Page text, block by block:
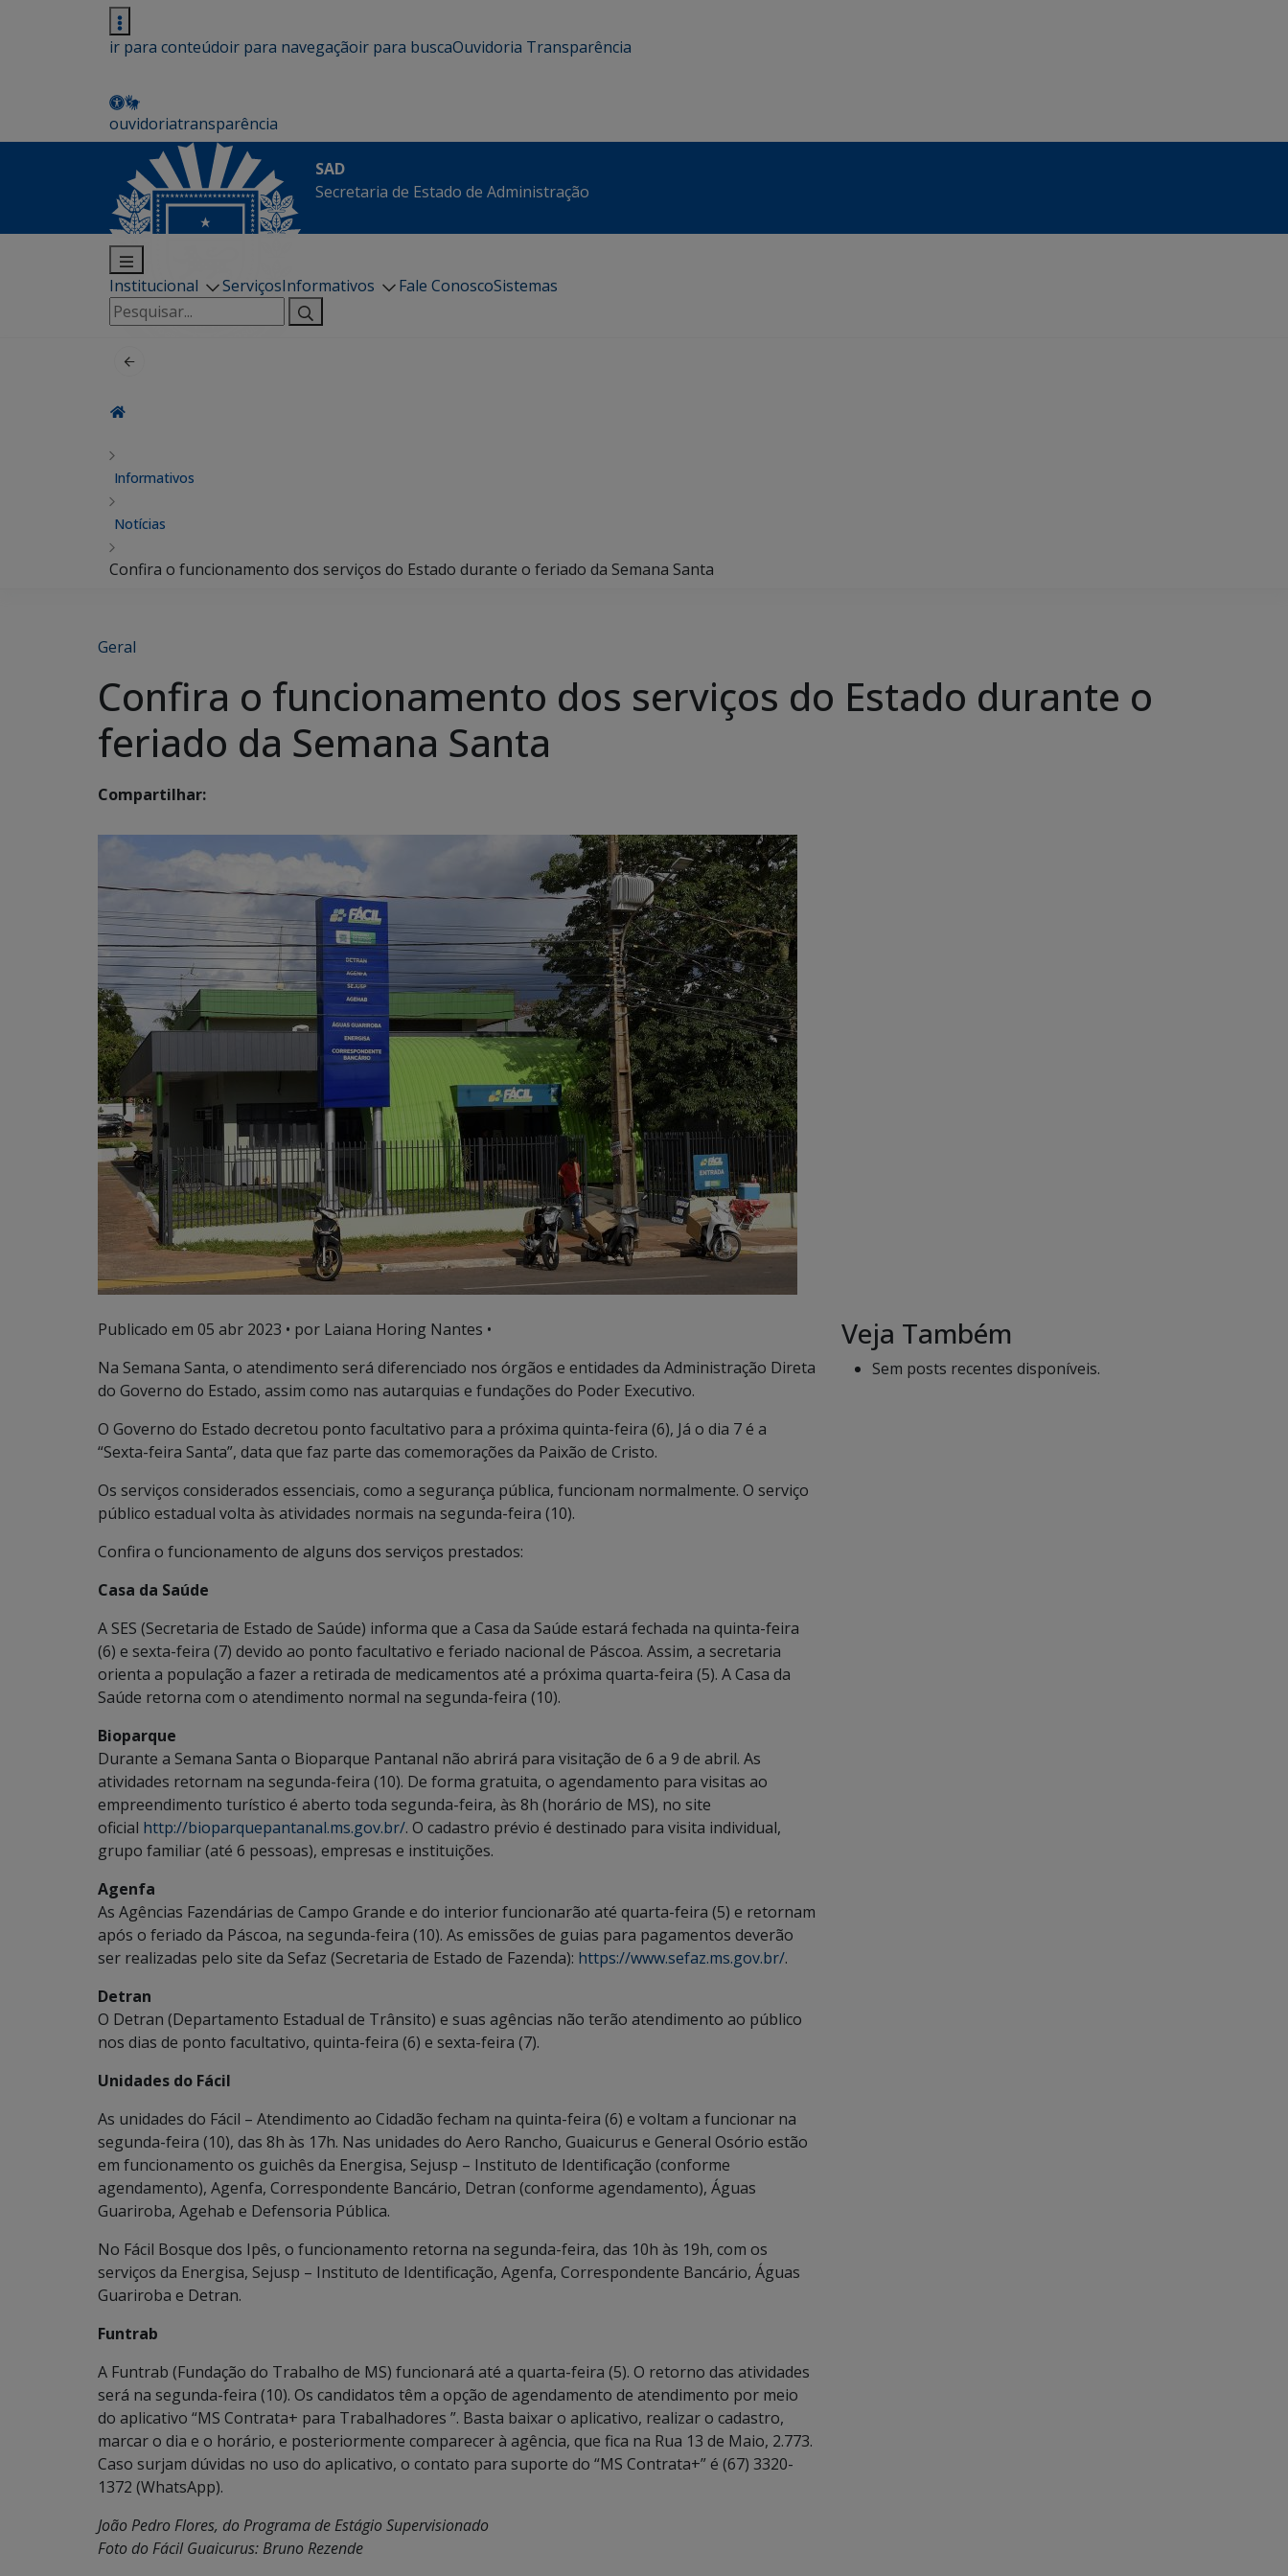
ir para conteúdoir para navegaçãoir para buscaOuvidoria Transparência
ouvidoriatransparência
SAD
Secretaria de Estado de Administração
Institucional ServiçosInformativos Fale ConoscoSistemas
Pesquisar
por:
Informativos
Notícias
Confira o funcionamento dos serviços do Estado durante o feriado da Semana Santa
Geral
Confira o funcionamento dos serviços do Estado durante o
feriado da Semana Santa
Compartilhar:
Publicado em 05 abr 2023 • por Laiana Horing Nantes •
Na Semana Santa, o atendimento será diferenciado nos órgãos e entidades da Administração Direta
do Governo do Estado, assim como nas autarquias e fundações do Poder Executivo.
O Governo do Estado decretou ponto facultativo para a próxima quinta-feira (6), Já o dia 7 é a
“Sexta-feira Santa”, data que faz parte das comemorações da Paixão de Cristo.
Os serviços considerados essenciais, como a segurança pública, funcionam normalmente. O serviço
público estadual volta às atividades normais na segunda-feira (10).
Confira o funcionamento de alguns dos serviços prestados:
Casa da Saúde
A SES (Secretaria de Estado de Saúde) informa que a Casa da Saúde estará fechada na quinta-feira
(6) e sexta-feira (7) devido ao ponto facultativo e feriado nacional de Páscoa. Assim, a secretaria
orienta a população a fazer a retirada de medicamentos até a próxima quarta-feira (5). A Casa da
Saúde retorna com o atendimento normal na segunda-feira (10).
Bioparque
Durante a Semana Santa o Bioparque Pantanal não abrirá para visitação de 6 a 9 de abril. As
atividades retornam na segunda-feira (10). De forma gratuita, o agendamento para visitas ao
empreendimento turístico é aberto toda segunda-feira, às 8h (horário de MS), no site
oficial http://bioparquepantanal.ms.gov.br/. O cadastro prévio é destinado para visita individual,
grupo familiar (até 6 pessoas), empresas e instituições.
Agenfa
As Agências Fazendárias de Campo Grande e do interior funcionarão até quarta-feira (5) e retornam
após o feriado da Páscoa, na segunda-feira (10). As emissões de guias para pagamentos deverão
ser realizadas pelo site da Sefaz (Secretaria de Estado de Fazenda): https://www.sefaz.ms.gov.br/.
Detran
O Detran (Departamento Estadual de Trânsito) e suas agências não terão atendimento ao público
nos dias de ponto facultativo, quinta-feira (6) e sexta-feira (7).
Unidades do Fácil
As unidades do Fácil – Atendimento ao Cidadão fecham na quinta-feira (6) e voltam a funcionar na
segunda-feira (10), das 8h às 17h. Nas unidades do Aero Rancho, Guaicurus e General Osório estão
em funcionamento os guichês da Energisa, Sejusp – Instituto de Identificação (conforme
agendamento), Agenfa, Correspondente Bancário, Detran (conforme agendamento), Águas
Guariroba, Agehab e Defensoria Pública.
No Fácil Bosque dos Ipês, o funcionamento retorna na segunda-feira, das 10h às 19h, com os
serviços da Energisa, Sejusp – Instituto de Identificação, Agenfa, Correspondente Bancário, Águas
Guariroba e Detran.
Funtrab
A Funtrab (Fundação do Trabalho de MS) funcionará até a quarta-feira (5). O retorno das atividades
será na segunda-feira (10). Os candidatos têm a opção de agendamento de atendimento por meio
do aplicativo “MS Contrata+ para Trabalhadores ”. Basta baixar o aplicativo, realizar o cadastro,
marcar o dia e o horário, e posteriormente comparecer à agência, que fica na Rua 13 de Maio, 2.773.
Caso surjam dúvidas no uso do aplicativo, o contato para suporte do “MS Contrata+” é (67) 3320-
1372 (WhatsApp).
João Pedro Flores, do Programa de Estágio Supervisionado
Foto do Fácil Guaicurus: Bruno Rezende
Veja Também
Sem posts recentes disponíveis.